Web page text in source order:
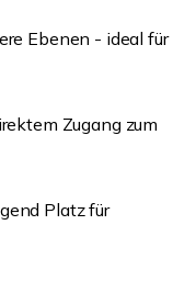
Ebenen - ideal für
Zugang zum
Platz für